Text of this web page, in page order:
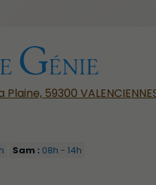
Plaine, 59300
Sam : 08h - 14h